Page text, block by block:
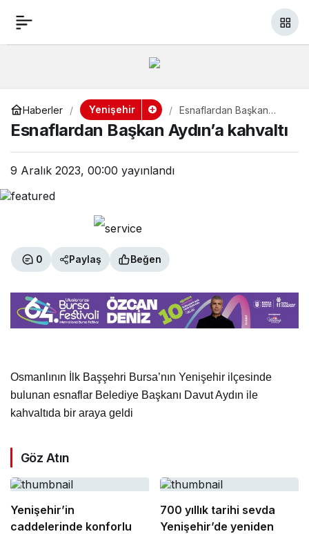
Haberler Yenişehir
Esnaflardan Başkan
Aydın’a kahvaltı
Esnaflardan Başkan Aydın’a kahvaltı
9 Aralık 2023, 00:00 yayınlandı
0 Paylaş Beğen
Osmanlının İlk Başşehri Bursa’nın Yenişehir ilçesinde
bulunan esnaflar Belediye Başkanı Davut Aydın ile
kahvaltıda bir araya geldi
Göz Atın
Yenişehir’in
caddelerinde konforlu
700 yıllık tarihi sevda
Yenişehir’de yeniden
Esnaflardan Başkan 0